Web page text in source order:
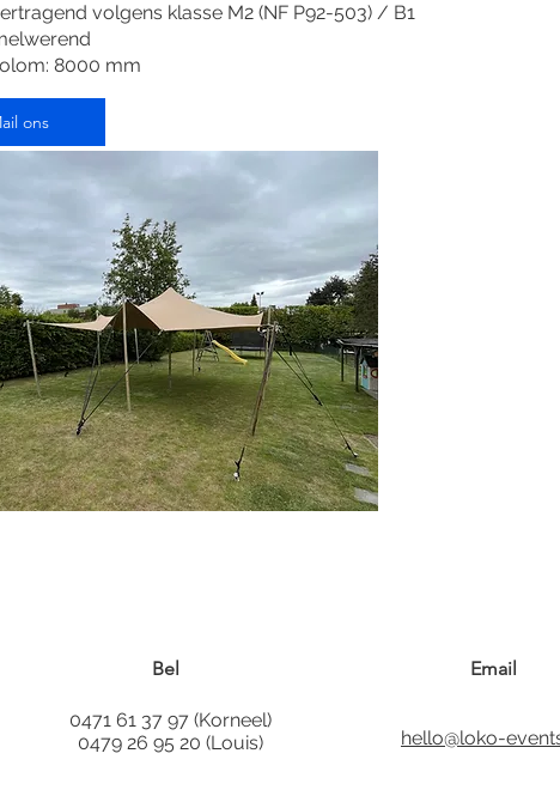
volgens klasse M2 (NF P92-503) / B1
8000 mm
ons
Bel
0471 61 37 97 (Korneel)
0479 26 95 20 (Louis)
Email
hello@loko-